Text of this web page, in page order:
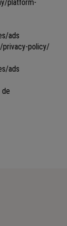
platform-
ads
privacy-policy/
ads
de